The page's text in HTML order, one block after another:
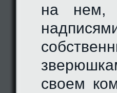
на нем,
своем